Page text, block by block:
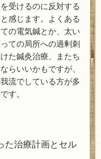
受けるのに反対する
感じます。よくある
の電気鍼とか、太い
ての局所への過剰刺
た鍼灸治療、またち
らいいかもですが、
流でしている方が多
す。
た治療計画とセル